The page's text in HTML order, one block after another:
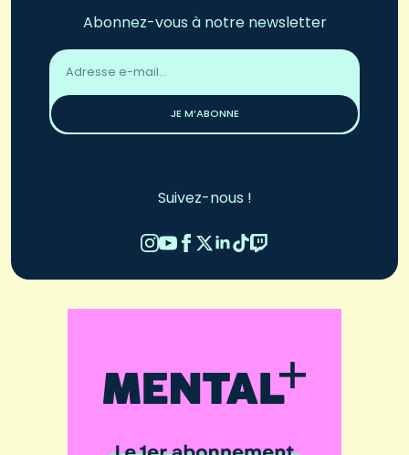
Abonnez-vous à notre newsletter
Adresse
email
JE M’ABONNE
Suivez-nous !